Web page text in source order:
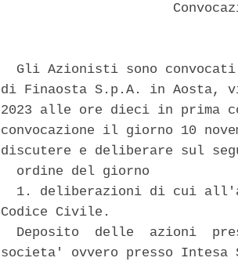
Gli Azionisti sono
di Finaosta S.p.A. in Aosta,
2023 alle ore dieci in prima
convocazione il giorno 10
discutere e deliberare sul
  ordine del giorno
1. deliberazioni di cui
Codice Civile.
Deposito  delle  azioni
societa' ovvero presso Intesa